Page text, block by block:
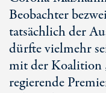
Beobachter
tatsächlich der
dürfte vielmehr
mit der Koalition
regierende